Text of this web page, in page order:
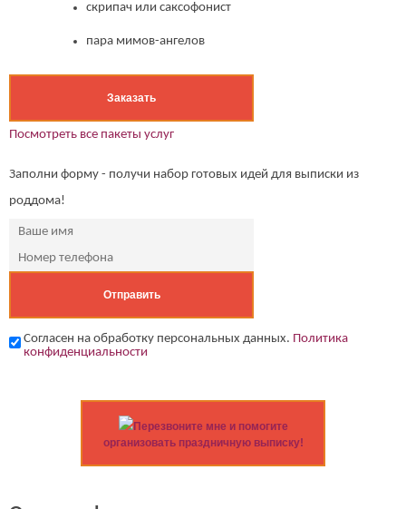
скрипач или саксофонист
пара мимов-ангелов
Заказать
Посмотреть все пакеты услуг
Заполни форму - получи набор готовых идей для выписки из
роддома!
Согласен на обработку персональных данных. Политика
конфиденциальности
Перезвоните мне и помогите
организовать праздничную выписку!